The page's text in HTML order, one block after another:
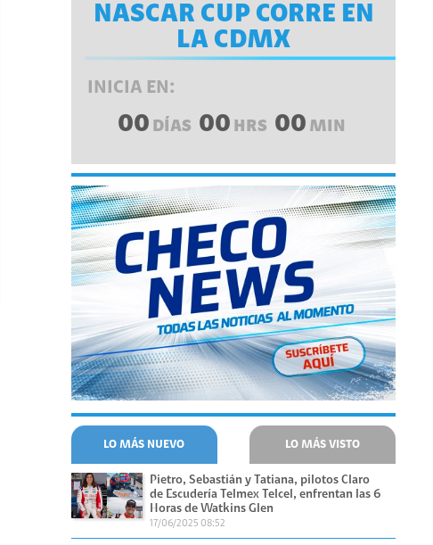
NASCAR CUP CORRE EN
LA CDMX
INICIA EN:
00 DÍAS 00 HRS 00 MIN
LO MÁS NUEVO LO MÁS VISTO
Pietro, Sebastián y Tatiana, pilotos Claro
de Escudería Telmex Telcel, enfrentan las 6
Horas de Watkins Glen
17/06/2025 08:52